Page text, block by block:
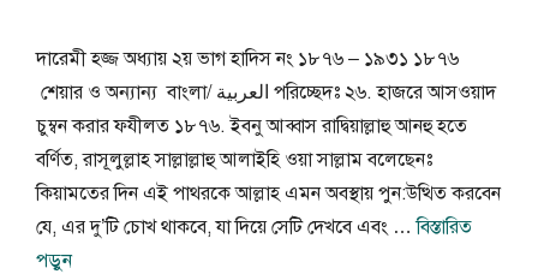
দারেমী হজ্জ অধ্যায় ২য় ভাগ হাদিস নং ১৮৭৬ – ১৯৩১ ১৮৭৬
শেয়ার ও অন্যান্য বাংলা/ العربية পরিচ্ছেদঃ ২৬. হাজরে আসওয়াদ
চুম্বন করার ফযীলত ১৮৭৬. ইবনু আব্বাস রাদ্বিয়াল্লাহু আনহু হতে
বর্ণিত, রাসূলুল্লাহ সাল্লাল্লাহু আলাইহি ওয়া সাল্লাম বলেছেনঃ
কিয়ামতের দিন এই পাথরকে আল্লাহ এমন অবস্থায় পুন:উত্থিত করবেন
যে, এর দু’টি চোখ থাকবে, যা দিয়ে সেটি দেখবে এবং …বিস্তারিত
পড়ুন